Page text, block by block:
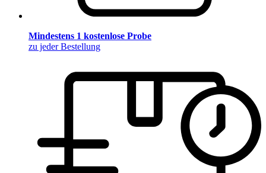
Mindestens 1 kostenlose Probe
zu jeder Bestellung